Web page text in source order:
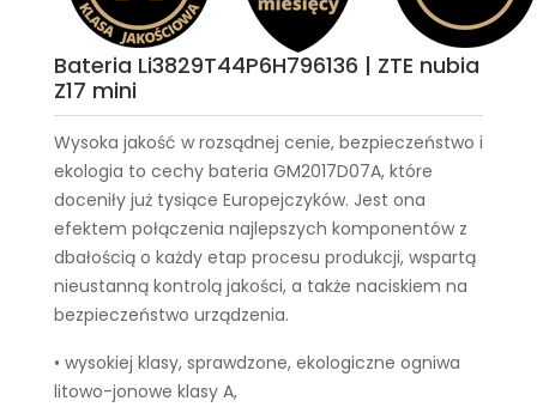
Bateria Li3829T44P6H796136 | ZTE nubia
Z17 mini
Wysoka jakość w rozsądnej cenie, bezpieczeństwo i
ekologia to cechy bateria GM2017D07A, które
doceniły już tysiące Europejczyków. Jest ona
efektem połączenia najlepszych komponentów z
dbałością o każdy etap procesu produkcji, wspartą
nieustanną kontrolą jakości, a także naciskiem na
bezpieczeństwo urządzenia.
• wysokiej klasy, sprawdzone, ekologiczne ogniwa
litowo-jonowe klasy A,